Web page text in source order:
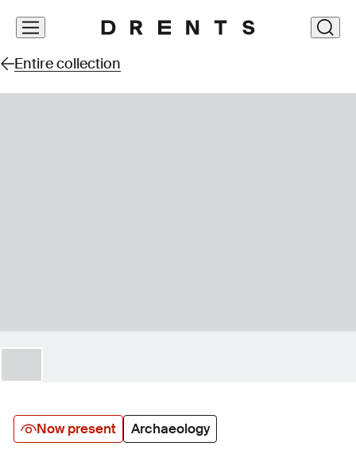
Skip
Entire collection
Now present Archaeology